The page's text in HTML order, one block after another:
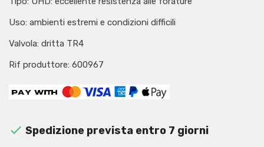
Uso: ambienti estremi e condizioni difficili
Valvola: dritta TR4
Rif produttore: 600967
 Spedizione prevista entro 7 giorni